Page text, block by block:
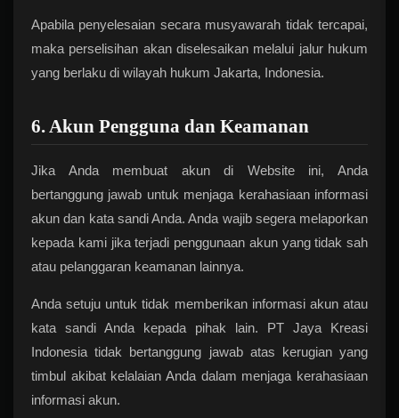
Apabila penyelesaian secara musyawarah tidak tercapai,
maka perselisihan akan diselesaikan melalui jalur hukum
yang berlaku di wilayah hukum Jakarta, Indonesia.
6. Akun Pengguna dan Keamanan
Jika Anda membuat akun di Website ini, Anda
bertanggung jawab untuk menjaga kerahasiaan informasi
akun dan kata sandi Anda. Anda wajib segera melaporkan
kepada kami jika terjadi penggunaan akun yang tidak sah
atau pelanggaran keamanan lainnya.
Anda setuju untuk tidak memberikan informasi akun atau
kata sandi Anda kepada pihak lain. PT Jaya Kreasi
Indonesia tidak bertanggung jawab atas kerugian yang
timbul akibat kelalaian Anda dalam menjaga kerahasiaan
informasi akun.